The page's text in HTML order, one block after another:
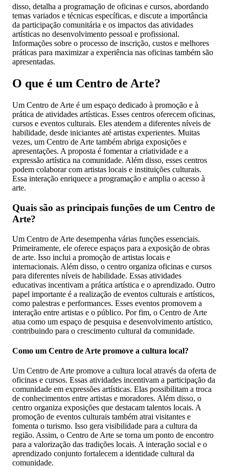
disso, detalha a programação de oficinas e cursos, abordando
temas variados e técnicas específicas, e discute a importância
da participação comunitária e os impactos das atividades
artísticas no desenvolvimento pessoal e profissional.
Informações sobre o processo de inscrição, custos e melhores
práticas para maximizar a experiência nas oficinas também são
apresentadas.
O que é um Centro de Arte?
Um Centro de Arte é um espaço dedicado à promoção e à
prática de atividades artísticas. Esses centros oferecem oficinas,
cursos e eventos culturais. Eles atendem a diferentes níveis de
habilidade, desde iniciantes até artistas experientes. Muitas
vezes, um Centro de Arte também abriga exposições e
apresentações. A proposta é fomentar a criatividade e a
expressão artística na comunidade. Além disso, esses centros
podem colaborar com artistas locais e instituições culturais.
Essa interação enriquece a programação e amplia o acesso à
arte.
Quais são as principais funções de um Centro de
Arte?
Um Centro de Arte desempenha várias funções essenciais.
Primeiramente, ele oferece espaços para a exposição de obras
de arte. Isso inclui a promoção de artistas locais e
internacionais. Além disso, o centro organiza oficinas e cursos
para diferentes níveis de habilidade. Essas atividades
educativas incentivam a prática artística e o aprendizado. Outro
papel importante é a realização de eventos culturais e artísticos,
como palestras e performances. Esses eventos promovem a
interação entre artistas e o público. Por fim, o Centro de Arte
atua como um espaço de pesquisa e desenvolvimento artístico,
contribuindo para o crescimento cultural da comunidade.
Como um Centro de Arte promove a cultura local?
Um Centro de Arte promove a cultura local através da oferta de
oficinas e cursos. Essas atividades incentivam a participação da
comunidade em expressões artísticas. Elas possibilitam a troca
de conhecimentos entre artistas e moradores. Além disso, o
centro organiza exposições que destacam talentos locais. A
promoção de eventos culturais também atrai visitantes e
fomenta o turismo. Isso gera visibilidade para a cultura da
região. Assim, o Centro de Arte se torna um ponto de encontro
para a valorização das tradições locais. A interação social e o
aprendizado conjunto fortalecem a identidade cultural da
comunidade.